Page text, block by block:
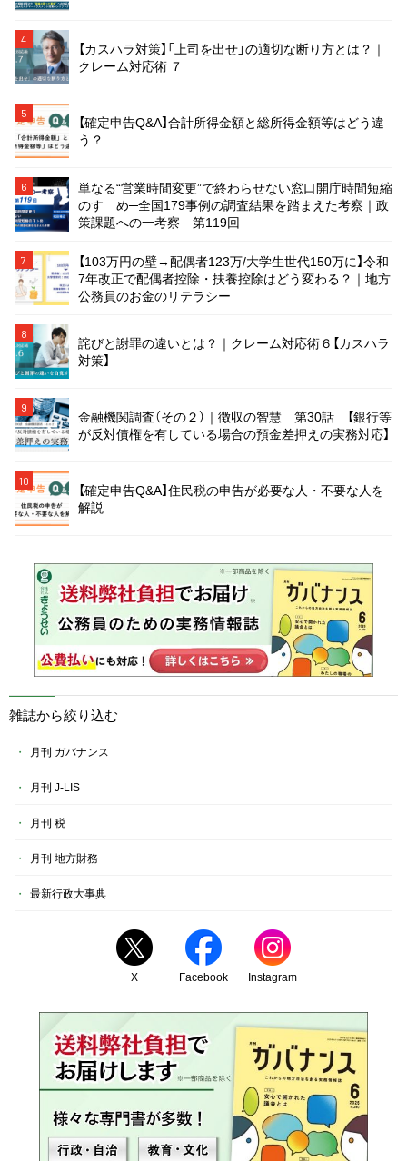
4
【カスハラ対策】「上司を出せ」の適切な断り方とは？｜
クレーム対応術 ７
5
【確定申告Q&A】合計所得金額と総所得金額等はどう違
う？
6
単なる“営業時間変更”で終わらせない窓口開庁時間短縮
のすゝめ─全国179事例の調査結果を踏まえた考察｜政
策課題への一考察 第119回
7
【103万円の壁→配偶者123万/大学生世代150万に】令和
7年改正で配偶者控除・扶養控除はどう変わる？｜地方
公務員のお金のリテラシー
8
詫びと謝罪の違いとは？｜クレーム対応術６【カスハラ
対策】
9
金融機関調査（その２）｜徴収の智慧 第30話 【銀行等
が反対債権を有している場合の預金差押えの実務対応】
10
【確定申告Q&A】住民税の申告が必要な人・不要な人を
解説
雑誌から絞り込む
月刊 ガバナンス
月刊 J-LIS
月刊 税
月刊 地方財務
最新行政大事典
X Facebook Instagram